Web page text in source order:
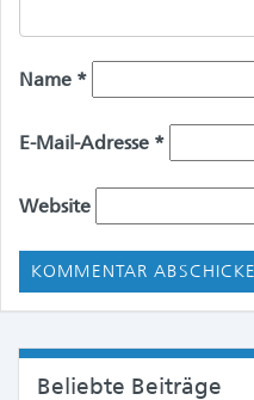
Name *
E-Mail-Adresse *
Website
Beliebte Beiträge